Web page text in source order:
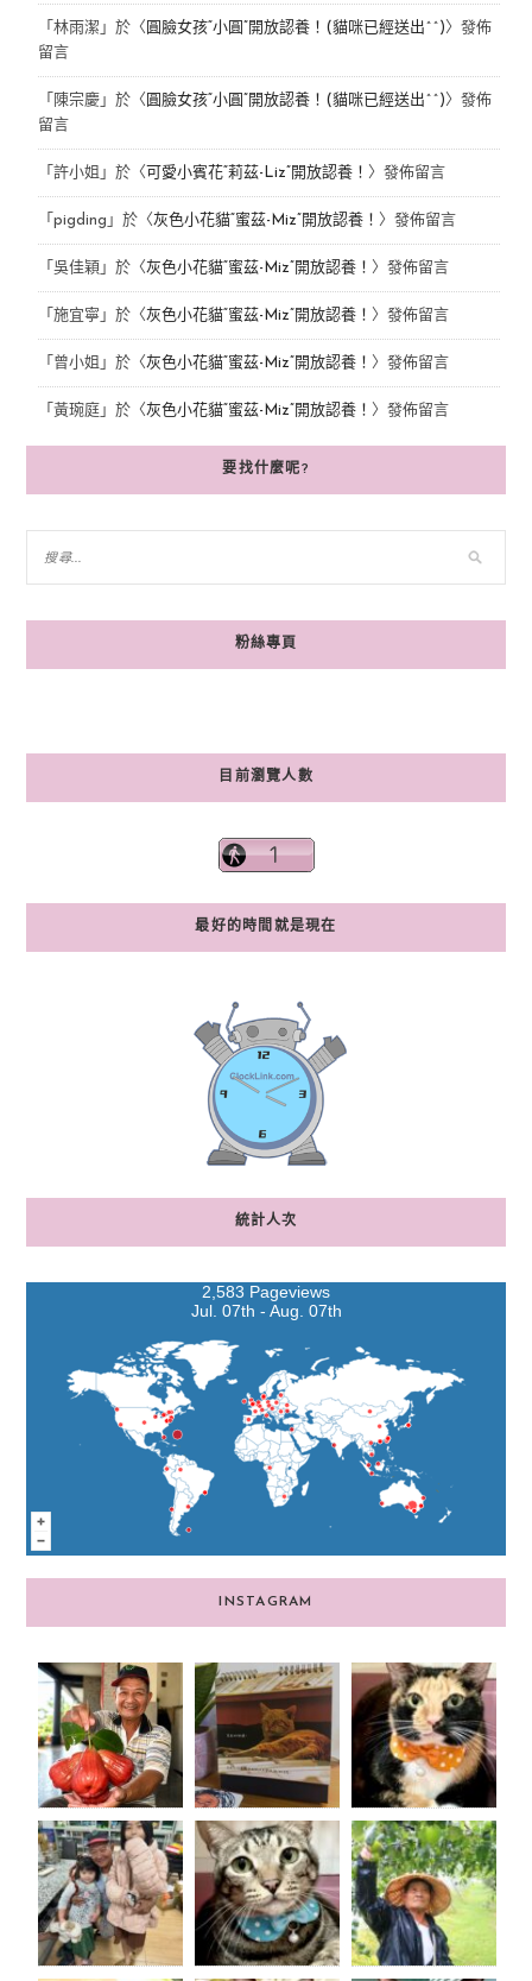
「 林雨潔 」於〈 圓臉女孩“小圓”開放認養！(貓咪已經送出^^)〉發佈
留言
「 陳宗慶」於〈 圓臉女孩“小圓”開放認養！(貓咪已經送出^^)〉發佈
留言
「 許小姐 」於〈 可愛小賓花“莉茲-Liz”開放認養！ 〉發佈留言
「 pigding 」於〈灰色小花貓“蜜茲-Miz”開放認養！ 〉發佈留言
「 吳佳穎 」於〈灰色小花貓“蜜茲-Miz”開放認養！ 〉發佈留言
「 施宜寧 」於〈灰色小花貓“蜜茲-Miz”開放認養！ 〉發佈留言
「 曾小姐 」於〈灰色小花貓“蜜茲-Miz”開放認養！ 〉發佈留言
「 黃琬庭」於〈灰色小花貓“蜜茲-Miz”開放認養！ 〉發佈留言
要找什麼呢?
粉絲專頁
目前瀏覽人數
最好的時間就是現在
統計人次
2,583 Pageviews
Jul. 07th - Aug. 07th
INSTAGRAM